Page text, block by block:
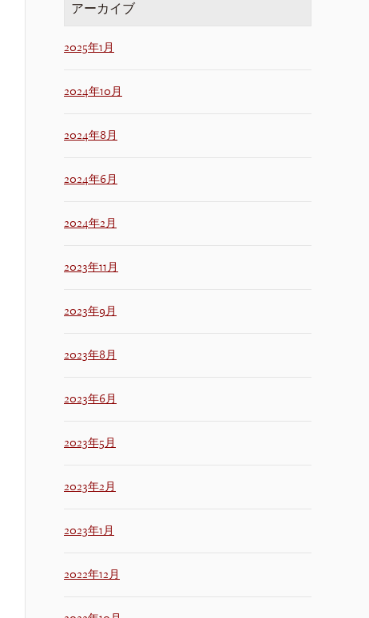
アーカイブ
2025年1月
2024年10月
2024年8月
2024年6月
2024年2月
2023年11月
2023年9月
2023年8月
2023年6月
2023年5月
2023年2月
2023年1月
2022年12月